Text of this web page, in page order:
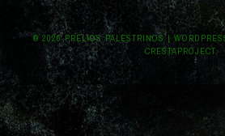
© 2026 PRÉLIOS PALESTRINOS|
CRESTAPROJECT.